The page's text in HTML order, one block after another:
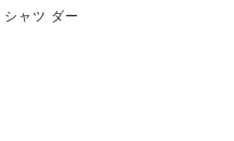
ャツ ダー